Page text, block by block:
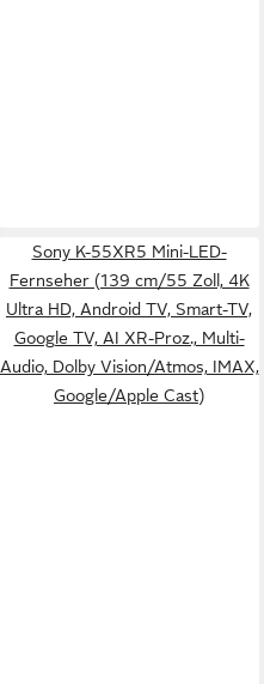
Sony K-55XR5 Mini-LED-
Fernseher (139 cm/55 Zoll, 4K
Ultra HD, Android TV, Smart-TV,
Google TV, AI XR-Proz., Multi-
Audio, Dolby Vision/Atmos, IMAX,
Google/Apple Cast)